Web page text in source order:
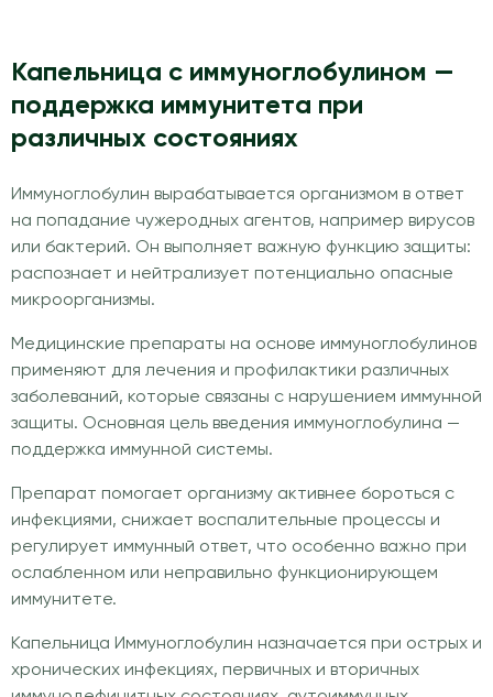
Капельница с иммуноглобулином —
поддержка иммунитета при
различных состояниях
Иммуноглобулин вырабатывается организмом в ответ
на попадание чужеродных агентов, например вирусов
или бактерий. Он выполняет важную функцию защиты:
распознает и нейтрализует потенциально опасные
микроорганизмы.
Медицинские препараты на основе иммуноглобулинов
применяют для лечения и профилактики различных
заболеваний, которые связаны с нарушением иммунной
защиты. Основная цель введения иммуноглобулина —
поддержка иммунной системы.
Препарат помогает организму активнее бороться с
инфекциями, снижает воспалительные процессы и
регулирует иммунный ответ, что особенно важно при
ослабленном или неправильно функционирующем
иммунитете.
Капельница Иммуноглобулин назначается при острых и
хронических инфекциях, первичных и вторичных